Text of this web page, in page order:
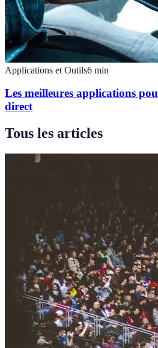
Applications et Outils6 min
Les meilleures applications
direct
Tous les articles